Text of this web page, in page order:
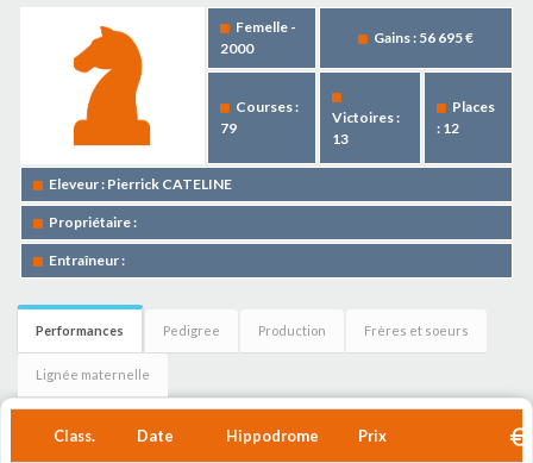
Femelle -
2000
Gains : 56 695 €
Courses :
79
Victoires :
13
Places
: 12
Eleveur : Pierrick CATELINE
Propriétaire :
Entraîneur :
Performances Pedigree Production Frères et soeurs
Lignée maternelle
Class. Date Hippodrome Prix